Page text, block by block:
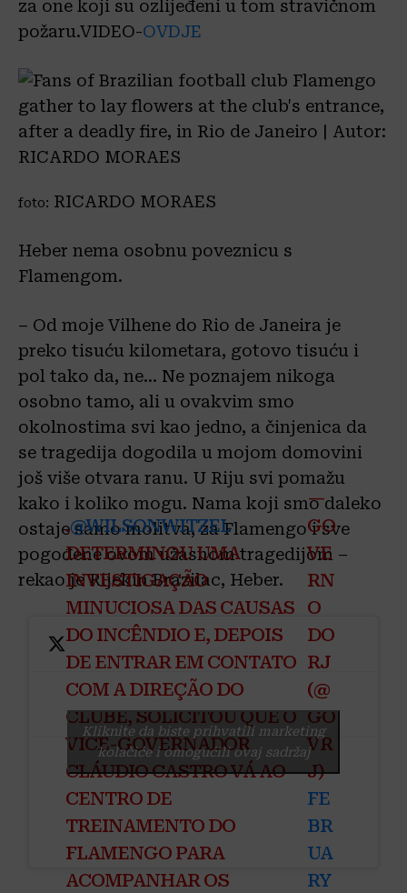
za one koji su ozlijeđeni u tom stravičnom
požaru.VIDEO-OVDJE
foto: RICARDO MORAES
Heber nema osobnu poveznicu s
Flamengom.
– Od moje Vilhene do Rio de Janeira je
preko tisuću kilometara, gotovo tisuću i
pol tako da, ne… Ne poznajem nikoga
osobno tamo, ali u ovakvim smo
okolnostima svi kao jedno, a činjenica da
se tragedija dogodila u mojom domovini
još više otvara ranu. U Riju svi pomažu
kako i koliko mogu. Nama koji smo daleko
ostaje samo molitva, za Flamengo i sve
pogođene ovom užasnom tragedijom –
rekao je Rijekin Brazilac, Heber.
.@WILSONWITZEL
DETERMINOU UMA
INVESTIGAÇÃO
MINUCIOSA DAS CAUSAS
DO INCÊNDIO E, DEPOIS
DE ENTRAR EM CONTATO
COM A DIREÇÃO DO
CLUBE, SOLICITOU QUE O
VICE-GOVERNADOR
CLÁUDIO CASTRO VÁ AO
CENTRO DE
TREINAMENTO DO
FLAMENGO PARA
ACOMPANHAR OS
—
GO
VE
RN
O
DO
RJ
(@
GO
VR
J)
FE
BR
UA
RY
Kliknite da biste prihvatili marketing
kolačiće i omogućili ovaj sadržaj